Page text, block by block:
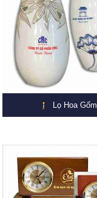
Lọ Hoa Gốm